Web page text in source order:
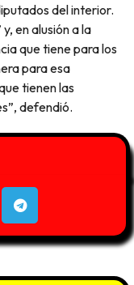
del interior.
en alusión a la
que tiene para los
para esa
tienen las
defendió.